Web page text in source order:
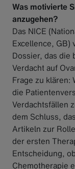
Was motivierte
anzugehen?
Das NICE
Excellence, GB)
Dossier, das die
Verdacht auf
Frage zu klären:
die
Verdachtsfällen
dem Schluss,
Artikeln zur
der ersten
Entscheidung,
Chemotherapie